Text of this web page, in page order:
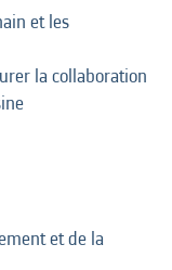
et les
la collaboration
et de la